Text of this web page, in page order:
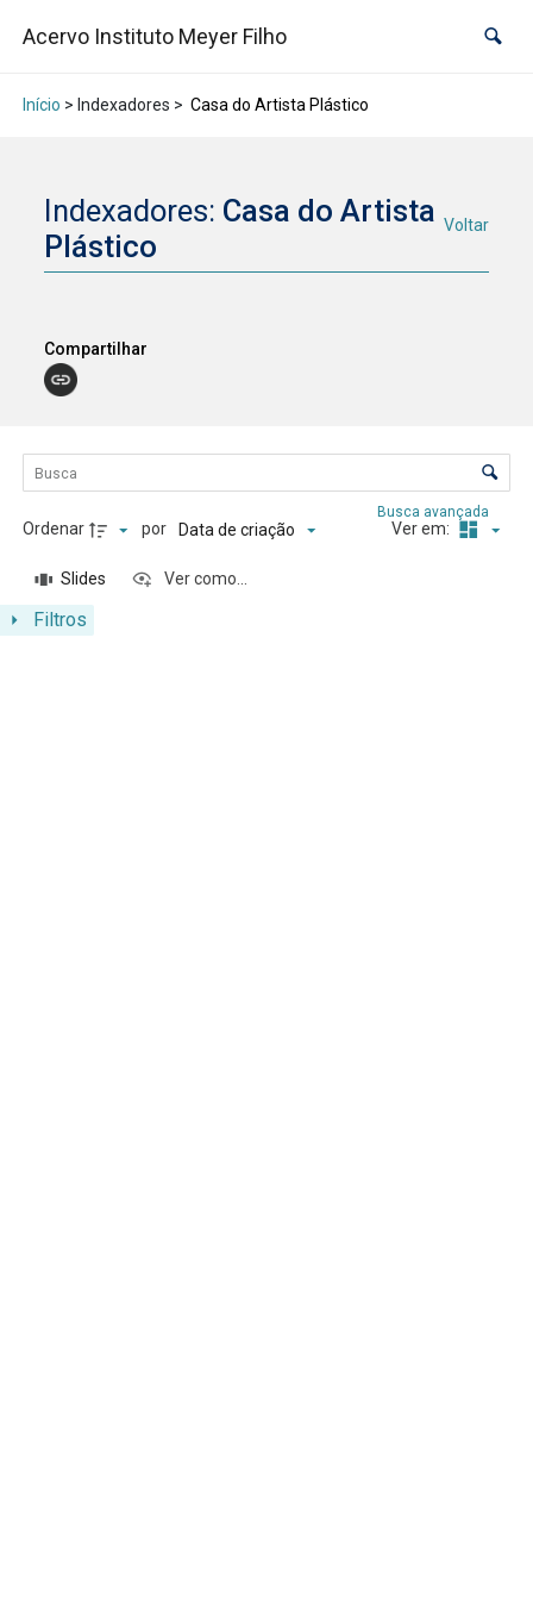
Acervo Instituto Meyer Filho
Início > Indexadores > Casa do Artista Plástico
Indexadores: Casa do Artista
Plástico
Voltar
Compartilhar
Lista de itens
Controle de ordenação e visualização
Filtros
Busca avançada
Ordenar por Data de criação Ver em:
Slides Ver como...